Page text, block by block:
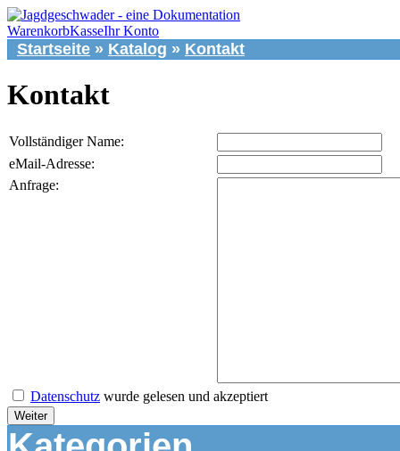
WarenkorbKasseIhr Konto
Startseite » Katalog » Kontakt
Kontakt
Vollständiger Name:
eMail-Adresse:
Anfrage:
Datenschutz wurde gelesen und akzeptiert
Weiter